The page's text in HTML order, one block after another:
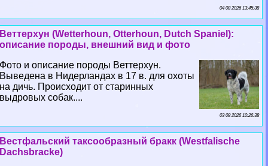
04 08 2026 13:45:38
Веттерхун (Wetterhoun, Otterhoun, Dutch Spaniel):
описание породы, внешний вид и фото
Фото и описание породы Веттерхун.
Выведена в Нидерландах в 17 в. для охоты
на дичь. Происходит от старинных
выдровых собак....
03 08 2026 10:26:38
Вестфальский таксообразный бpaкк (Westfalische
Dachsbracke)